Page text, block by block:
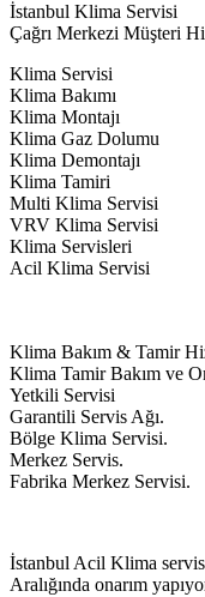
İstanbul Klima Servisi
Çağrı Merkezi Müşteri
Klima Servisi
Klima Bakımı
Klima Montajı
Klima Gaz Dolumu
Klima Demontajı
Klima Tamiri
Multi Klima Servisi
VRV Klima Servisi
Klima Servisleri
Acil Klima Servisi
Klima Bakım & Tamir
Klima Tamir Bakım ve
Yetkili Servisi
Garantili Servis Ağı.
Bölge Klima Servisi.
Merkez Servis.
Fabrika Merkez Servisi.
İstanbul Acil Klima
Aralığında onarım